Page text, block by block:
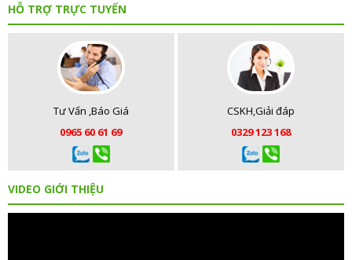
HỖ TRỢ TRỰC TUYẾN
Tư Vấn ,Báo Giá
0965 60 61 69
CSKH,Giải đáp
0329 123 168
VIDEO GIỚI THIỆU